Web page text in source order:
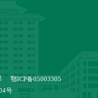
鄂ICP备05003305
号